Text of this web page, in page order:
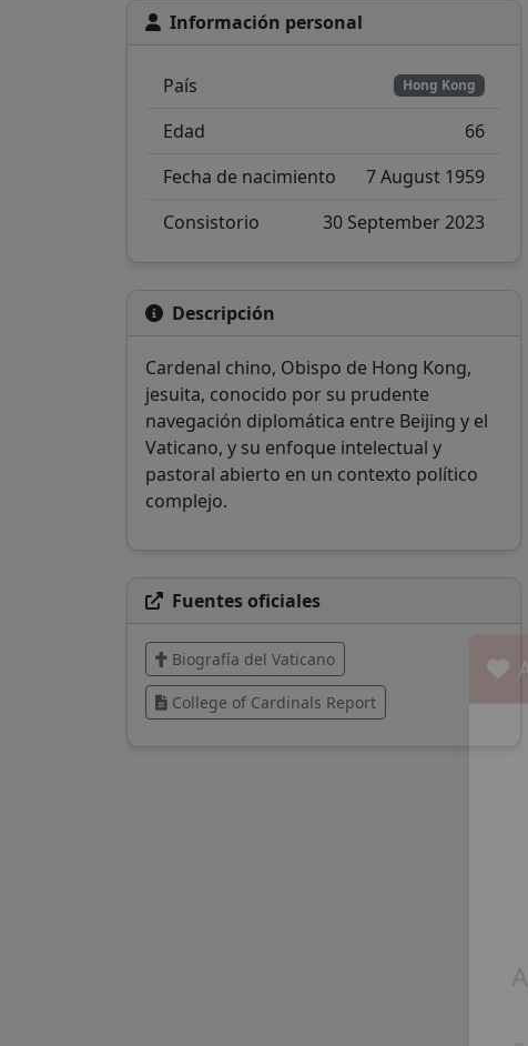
Información personal
País Hong Kong
Edad
66
Fecha de nacimiento
7 August 1959
Consistorio
30 September 2023
Descripción
Cardenal chino, Obispo de Hong Kong,
jesuita, conocido por su prudente
navegación diplomática entre Beijing y el
Vaticano, y su enfoque intelectual y
pastoral abierto en un contexto político
complejo.
Fuentes oficiales
Biografía del Vaticano
College of Cardinals Report